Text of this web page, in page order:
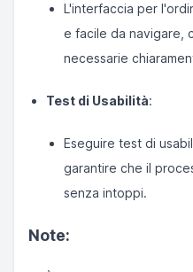
L'interfaccia per
e facile da navigare,
necessarie
Test di Usabilità:
Eseguire test di
garantire che il
senza intoppi.
Note: